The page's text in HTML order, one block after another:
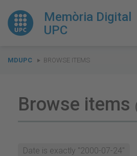
Memòria Digital
UPC
You
MDUPC BROWSE ITEMS
Browse items
Date is exactly "2000-07-24"